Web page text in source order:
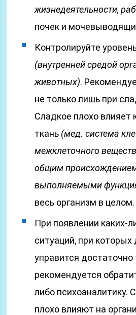
жизнедеятельности,
почек и
Контролируйте
(внутренней средой
животных).
не только лишь при
Сладкое плохо влияет
ткань (мед. система
межклеточного
общим
выполняемыми
весь организм в целом.
При появлении каких-
ситуаций, при
управится
рекомендуется
либо психоаналитику.
плохо влияют на